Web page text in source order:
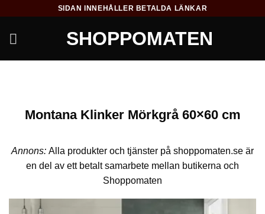
content
SIDAN INNEHÅLLER BETALDA LÄNKAR
SHOPPOMATEN
Montana Klinker Mörkgrå 60×60 cm
Annons: Alla produkter och tjänster på shoppomaten.se är
en del av ett betalt samarbete mellan butikerna och
Shoppomaten